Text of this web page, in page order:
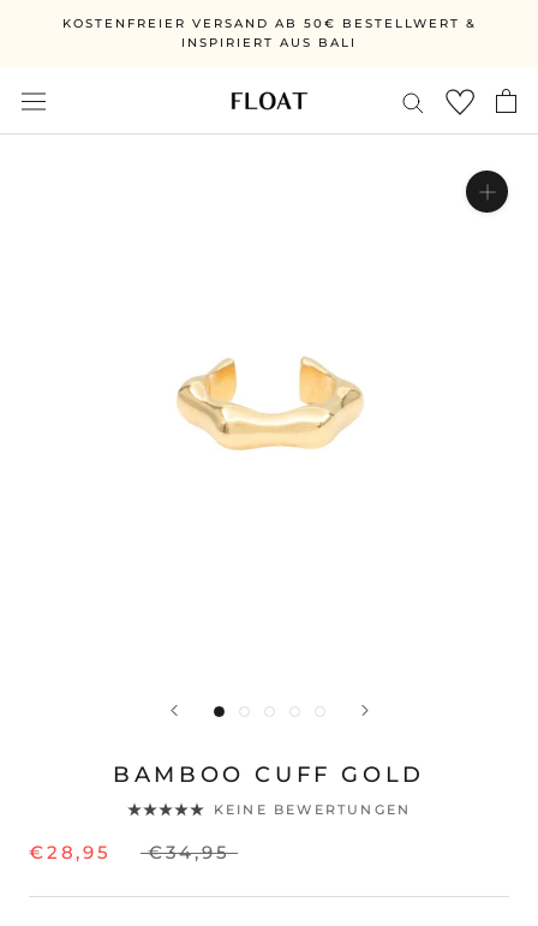
KOSTENFREIER VERSAND AB 50€ BESTELLWERT &
INSPIRIERT AUS BALI
BAMBOO CUFF GOLD
KEINE BEWERTUNGEN
€28,95 €34,95